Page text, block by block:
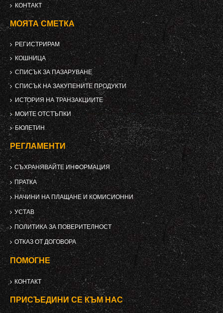
КОНТАКТ
МОЯТА СМЕТКА
РЕГИСТРИРАМ
КОШНИЦА
СПИСЪК ЗА ПАЗАРУВАНЕ
СПИСЪК НА ЗАКУПЕНИТЕ ПРОДУКТИ
ИСТОРИЯ НА ТРАНЗАКЦИИТЕ
МОИТЕ ОТСТЪПКИ
БЮЛЕТИН
РЕГЛАМЕНТИ
СЪХРАНЯВАЙТЕ ИНФОРМАЦИЯ
ПРАТКА
НАЧИНИ НА ПЛАЩАНЕ И КОМИСИОННИ
УСТАВ
ПОЛИТИКА ЗА ПОВЕРИТЕЛНОСТ
ОТКАЗ ОТ ДОГОВОРА
ПОМОГНЕ
КОНТАКТ
ПРИСЪЕДИНИ СЕ КЪМ НАС